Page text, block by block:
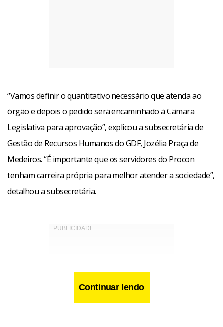
“Vamos definir o quantitativo necessário que atenda ao
órgão e depois o pedido será encaminhado à Câmara
Legislativa para aprovação”, explicou a subsecretária de
Gestão de Recursos Humanos do GDF, Jozélia Praça de
Medeiros. “É importante que os servidores do Procon
tenham carreira própria para melhor atender a sociedade”,
detalhou a subsecretária.
Continuar lendo